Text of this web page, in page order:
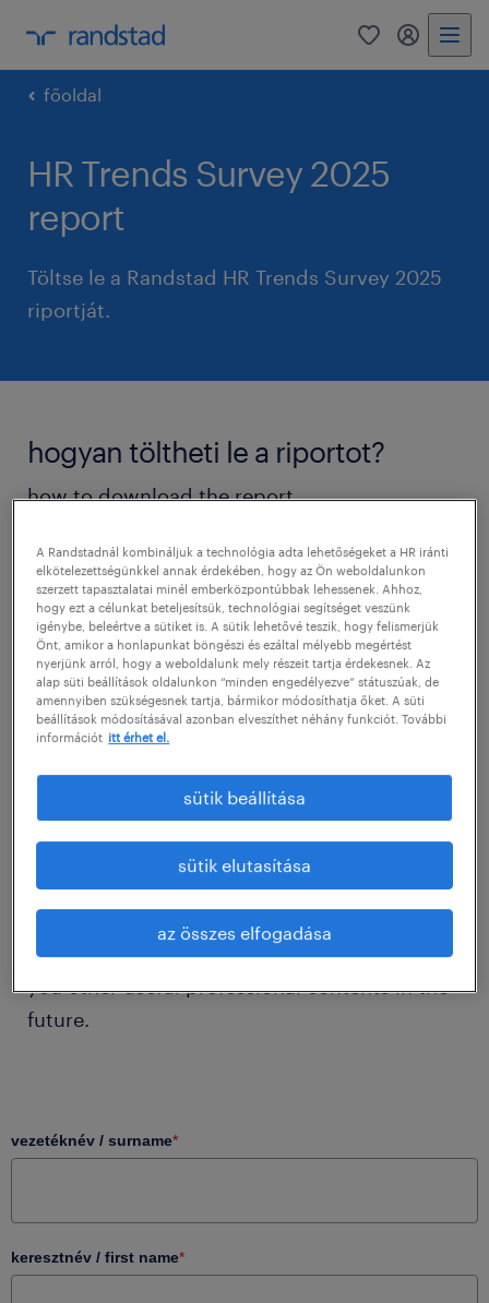
0
főoldal
HR Trends Survey 2025
report
Töltse le a Randstad HR Trends Survey 2025
riportját.
hogyan töltheti le a riportot?
how to download the report.
Kérjük töltse ki az alábbi űrlapot, és adja meg
a céges e-mail címet, amelyre szeretné
megkapni a Randstad HR Trends Survey 2025
riportját. Az alábbi űrlap kitöltésével
hozzájárul ahhoz, hogy a jövőben is
küldhessünk Önnek hasznos szakmai
Please fill in the form below and enter the
company email address to which you would
like to receive the Randstad HR Trends
Survey 2025 report. By completing the below
form, you give your consent for us to send
you other useful professional contents in the
future.
vezetéknév / surname*
keresztnév / first name*
A Randstadnál kombináljuk a technológia adta lehetőségeket a HR iránti
elkötelezettségünkkel annak érdekében, hogy az Ön weboldalunkon
szerzett tapasztalatai minél emberközpontúbbak lehessenek. Ahhoz,
hogy ezt a célunkat beteljesítsük, technológiai segítséget veszünk
igénybe, beleértve a sütiket is. A sütik lehetővé teszik, hogy felismerjük
Önt, amikor a honlapunkat böngészi és ezáltal mélyebb megértést
nyerjünk arról, hogy a weboldalunk mely részeit tartja érdekesnek. Az
alap süti beállítások oldalunkon “minden engedélyezve” státuszúak, de
amennyiben szükségesnek tartja, bármikor módosíthatja őket. A süti
beállítások módosításával azonban elveszíthet néhány funkciót. További
információt itt érhet el.
sütik beállítása
sütik elutasítása
az összes elfogadása